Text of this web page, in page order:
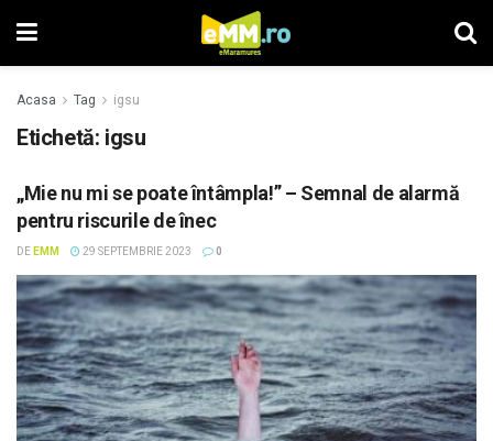
Acasa Tag igsu
Etichetă: igsu
„Mie nu mi se poate întâmpla!” – Semnal de alarmă
pentru riscurile de înec
DE EMM 29 SEPTEMBRIE 2023 0